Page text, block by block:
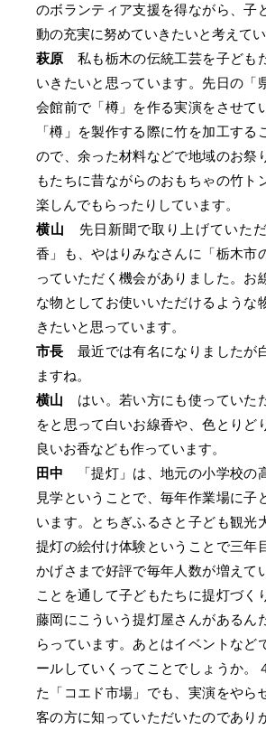
のボランティア支援を得ながら、子
動の充実に努めていきたいと考えてい
萩原 私も栃木の伝統工芸を子ども
いきたいと思っています。先日の「
会館前で「樽」を作る実演をさせて
「樽」を製作する際に竹を加工する
ので、余った材料などで地域のお祭
もたちに昔ながらのおもちゃの竹ト
楽しんでもらったりしています。
横山
先日新聞で取り上げていた
香」も、やはりみなさんに「栃木市
っていただく機会がありました。お
な物としてお使いいただけるような
きたいと思っています。
市長 最近では有名になりましたが
ますね。
横山
はい。若い方にも使っていた
をと思って白いお線香や、色とりど
良いお香なども作っています。
田中
「提灯」は、地元の小学校の
見学ということで、毎年作業場に子
います。とちぎふるさと子ども観光
提灯の絵付け体験ということで三年
かげさまで好評で毎年人数が増えて
ことを通して子どもたちに提灯づく
藤岡にこういう提灯屋さんがあるん
らっています。あとはイベントなど
ールしていくってことでしょうか。
た「コエド市場」でも、実演をやら
客の方に知っていただいたのであり